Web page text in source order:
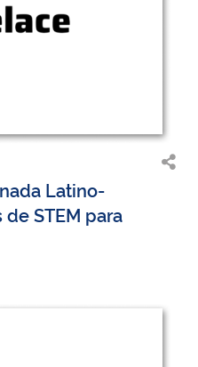
Latino-
STEM para